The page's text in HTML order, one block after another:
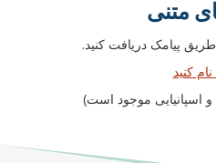
متنی
کنید
و اسپانیایی موجود است)